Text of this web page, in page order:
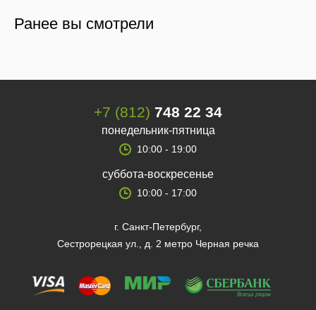
Ранее вы смотрели
+7 (812) 748 22 34
понедельник-пятница
10:00 - 19:00
суббота-воскресенье
10:00 - 17:00
г. Санкт-Петербург,
Сестрорецкая ул., д. 2 метро Черная речка